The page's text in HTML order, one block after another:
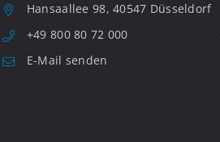
Hansaallee 98, 40547 Düsseldorf
+49 800 80 72 000
E-Mail senden